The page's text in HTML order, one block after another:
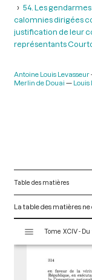
54. Les
calomnies dirigées
justification de leur
représentants
Antoine Louis Levasseur
Merlin de Douai
Louis
Table des matières
La table des matières
s